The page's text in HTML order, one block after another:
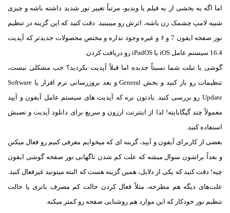
اما اگه یه بخشی از یه فیلم یا ویدیو، مرتباً تغییر نور شدید داشته باشه و چیزی
شبیه لامپ چشمک زن باشه، اثرش رو میبینید. دقت کنید که این گزینه در تنظیم
نور صفحه ایفون 7 و ۶ و غیره وجود نداره و مختص محصولات جدیدتر که آپدیت
16.4 سیستم عامل iOS یا iPadOS رو دریافت کردن.
گوشی یا تبلت شما نسبتاً جدیده اما قبلاً آپدیت نکردید؟ خب مشکلی نیست،
تنظیمات رو باز کنید و بخش General و بعد بروزرسانی نرم افزار یا Software
Update رو بررسی کنید. یادتون نره که آپدیت های سیستم عامل آیفون و آیپد
معمولاً چند گیگابایته! لذا از اینترنت ارزون و سریع برای دانلود آپدیت و نصبش
استفاده کنید.
بعضی از کاربرای آیفون و آیپد، گزینه ای که میخوایم معرفی کنیم رو فعال میکنن
و بعداً براشون سوال میشه که علت کم شدن ناگهانی نور صفحه گوشی ایفون
چیه! دقت کنید که یکی از دلایل، همین گزینه هست که البته میتونید غیرفعال کنید.
علت‌های دیگه هم مطرحه، مثلاً فعال کردن حالت کم مصرف باتری یا حالت
تنظیم نور خودکار که این موارد هم روشنایی صفحه رو کمتر میکنه.